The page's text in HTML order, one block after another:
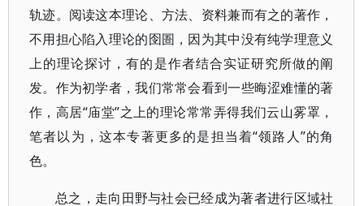
轨迹。阅读这本理论、方法、资料兼而有之的著作，
不用担心陷入理论的囹圄，因为其中没有纯学理意义
上的理论探讨，有的是作者结合实证研究所做的阐
发。作为初学者，我们常常会看到一些晦涩难懂的著
作，高居“庙堂”之上的理论常常弄得我们云山雾罩，
笔者以为，这本专著更多的是担当着“领路人”的角
色。
总之，走向田野与社会已经成为著者进行区域社